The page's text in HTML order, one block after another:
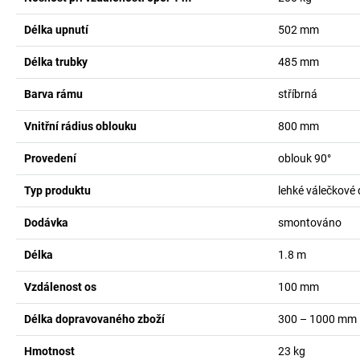
Délka upnutí 502 mm
Délka trubky 485 mm
Barva rámu stříbrná
Vnitřní rádius oblouku 800 mm
Provedení oblouk 90°
Typ produktu lehké válečkové
Dodávka smontováno
Délka 1.8 m
Vzdálenost os 100 mm
Délka dopravovaného zboží 300 – 1000 mm
Hmotnost 23 kg